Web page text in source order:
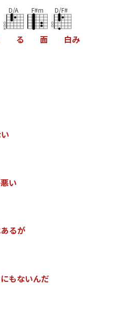
D/A
る
F#m
面
D/F#
白み
い
悪い
あるが
にもないんだ